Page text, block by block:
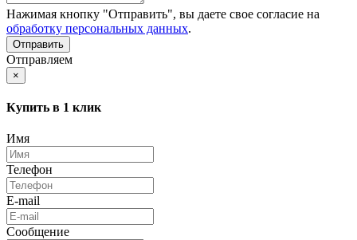
Нажимая кнопку "Отправить", вы даете свое согласие на
обработку персональных данных.
Отправляем
×
Купить в 1 клик
Имя
Телефон
E-mail
Сообщение